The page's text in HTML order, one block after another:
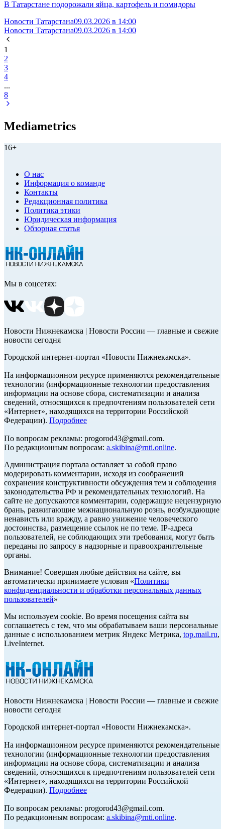
В Татарстане подорожали яйца, картофель и помидоры
Новости Татарстана09.03.2026 в 14:00
Новости Татарстана09.03.2026 в 14:00
1
2
3
4
...
8
Mediametrics
16+
О нас
Информация о команде
Контакты
Редакционная политика
Политика этики
Юридическая информация
Обзорная статья
Мы в соцсетях:
Новости Нижнекамска | Новости России — главные и свежие
новости сегодня
Городской интернет-портал «Новости Нижнекамска».
На информационном ресурсе применяются рекомендательные
технологии (информационные технологии предоставления
информации на основе сбора, систематизации и анализа
сведений, относящихся к предпочтениям пользователей сети
«Интернет», находящихся на территории Российской
Федерации). Подробнее
По вопросам рекламы: progorod43@gmail.com.
По редакционным вопросам: a.skibina@rnti.online.
Администрация портала оставляет за собой право
модерировать комментарии, исходя из соображений
сохранения конструктивности обсуждения тем и соблюдения
законодательства РФ и рекомендательных технологий. На
сайте не допускаются комментарии, содержащие нецензурную
брань, разжигающие межнациональную рознь, возбуждающие
ненависть или вражду, а равно унижение человеческого
достоинства, размещение ссылок не по теме. IP-адреса
пользователей, не соблюдающих эти требования, могут быть
переданы по запросу в надзорные и правоохранительные
органы.
Внимание! Совершая любые действия на сайте, вы
автоматически принимаете условия «Политики
конфиденциальности и обработки персональных данных
пользователей»
Мы используем cookie. Во время посещения сайта вы
соглашаетесь с тем, что мы обрабатываем ваши персональные
данные с использованием метрик Яндекс Метрика, top.mail.ru,
LiveInternet.
Новости Нижнекамска | Новости России — главные и свежие
новости сегодня
Городской интернет-портал «Новости Нижнекамска».
На информационном ресурсе применяются рекомендательные
технологии (информационные технологии предоставления
информации на основе сбора, систематизации и анализа
сведений, относящихся к предпочтениям пользователей сети
«Интернет», находящихся на территории Российской
Федерации). Подробнее
По вопросам рекламы: progorod43@gmail.com.
По редакционным вопросам: a.skibina@rnti.online.